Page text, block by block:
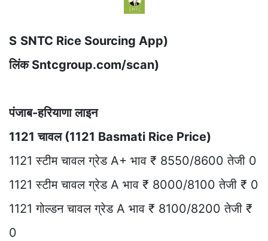
S SNTC Rice Sourcing App)
लिंक Sntcgroup.com/scan)
पंजाब-हरियाणा लाइन
1121 चावल (1121 Basmati Rice Price)
1121 स्टीम चावल ग्रेड A+ भाव ₹ 8550/8600 तेजी 0
1121 स्टीम चावल ग्रेड A भाव ₹ 8000/8100 तेजी ₹ 0
1121 गोल्डन चावल ग्रेड A भाव ₹ 8100/8200 तेजी ₹
0